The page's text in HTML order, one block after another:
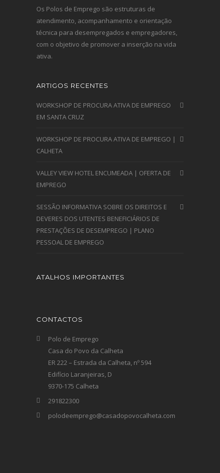
Os Polos de Emprego são estruturas de
atendimento, acompanhamento e orientação
técnica para desempregados e empregadores,
com o objetivo de promover a inserção na vida
ativa.
ARTIGOS RECENTES
WORKSHOP DE PROCURA ATIVA DE EMPREGO
EM SANTA CRUZ
WORKSHOP DE PROCURA ATIVA DE EMPREGO |
CALHETA
VALLEY VIEW HOTEL ENCUMEADA | OFERTA DE
EMPREGO
SESSÃO INFORMATIVA SOBRE OS DIREITOS E
DEVERES DOS UTENTES BENEFICIÁRIOS DE
PRESTAÇÕES DE DESEMPREGO | PLANO
PESSOAL DE EMPREGO
ATALHOS IMPORTANTES
CONTACTOS
Polo de Emprego
Casa do Povo da Calheta
ER 222 – Estrada da Calheta, nº 594
Edifício Laranjeiras, D
9370-175 Calheta
291822300
polodeemprego@casadopovocalheta.com